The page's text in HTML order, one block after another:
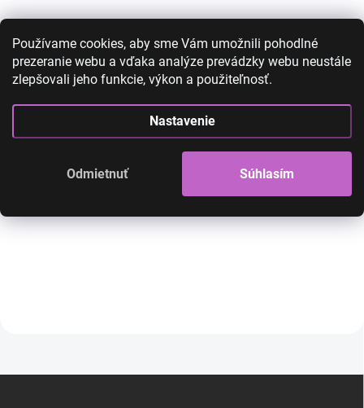
Používame cookies, aby sme Vám umožnili pohodlné
prezeranie webu a vďaka analýze prevádzky webu neustále
zlepšovali jeho funkcie, výkon a použiteľnosť.
Nastavenie
Odmietnuť Súhlasím
náhrdelník a náušnice - typ
10
12,11 € bez DPH
8
12,11 € bez DPH
14,90 €